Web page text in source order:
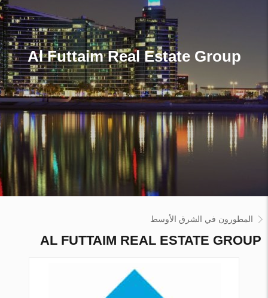
Al Futtaim Real Estate Group
المطورون في الشرق الأوسط
AL FUTTAIM REAL ESTATE GROUP